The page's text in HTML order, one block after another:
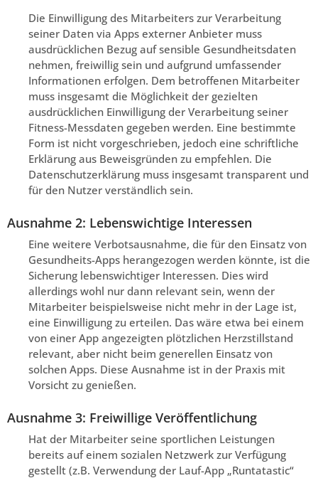
Die Einwilligung des Mitarbeiters zur Verarbeitung
seiner Daten via Apps externer Anbieter muss
ausdrücklichen Bezug auf sensible Gesundheitsdaten
nehmen, freiwillig sein und aufgrund umfassender
Informationen erfolgen. Dem betroffenen Mitarbeiter
muss insgesamt die Möglichkeit der gezielten
ausdrücklichen Einwilligung der Verarbeitung seiner
Fitness-Messdaten gegeben werden. Eine bestimmte
Form ist nicht vorgeschrieben, jedoch eine schriftliche
Erklärung aus Beweisgründen zu empfehlen. Die
Datenschutzerklärung muss insgesamt transparent und
für den Nutzer verständlich sein.
Ausnahme 2: Lebenswichtige Interessen
Eine weitere Verbotsausnahme, die für den Einsatz von
Gesundheits-Apps herangezogen werden könnte, ist die
Sicherung lebenswichtiger Interessen. Dies wird
allerdings wohl nur dann relevant sein, wenn der
Mitarbeiter beispielsweise nicht mehr in der Lage ist,
eine Einwilligung zu erteilen. Das wäre etwa bei einem
von einer App angezeigten plötzlichen Herzstillstand
relevant, aber nicht beim generellen Einsatz von
solchen Apps. Diese Ausnahme ist in der Praxis mit
Vorsicht zu genießen.
Ausnahme 3: Freiwillige Veröffentlichung
Hat der Mitarbeiter seine sportlichen Leistungen
bereits auf einem sozialen Netzwerk zur Verfügung
gestellt (z.B. Verwendung der Lauf-App „Runtatastic“